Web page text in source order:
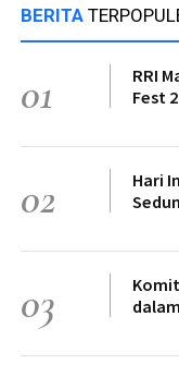
BERITA
01
RRI
Fest
02
Hari
03